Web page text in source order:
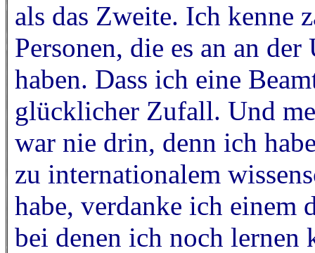
als das Zweite. Ich kenne
Personen, die es an an
haben. Dass ich eine
glücklicher Zufall. Und
war nie drin, denn ich
zu internationalem
habe, verdanke ich einem
bei denen ich noch